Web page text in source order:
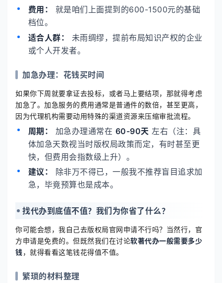
费用：
就是咱们上面提到的600-1500元的基础
档位。
适合人群：
未雨绸缪，提前布局知识产权的企业
或个人开发者。
加急办理：花钱买时间
如果你下周就要拿证去投标，或者马上要结项，那就得考虑
加急了。加急服务的费用通常是普通件的数倍，甚至更高，
因为代理机构需要动用特殊的渠道资源来压缩审批流程。
周期： 加急办理通常在 60-90天 左右（注：具
体加急天数视当时版权局政策而定，有时甚至更
快，但费用会指数级上升）。
建议：
除非万不得已，一般我不推荐盲目追求加
急，毕竟预算也是成本。
找代办到底值不值？我们为你省了什么？
你可能会想，我自己去版权局官网申请不行吗？当然行，官
方申请是免费的。但既然我们在讨论软著代办一般需要多少
钱，就得看看这笔钱花得值不值。
繁琐的材料整理